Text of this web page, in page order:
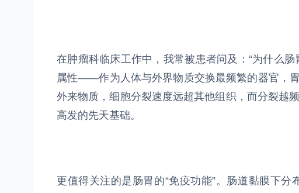
在肿瘤科临床工作中，我常被患者问及：“为什么
属性——作为人体与外界物质交换最频繁的器官，
外来物质，细胞分裂速度远超其他组织，而分裂越
高发的先天基础。
更值得关注的是肠胃的“免疫功能”。肠道黏膜下